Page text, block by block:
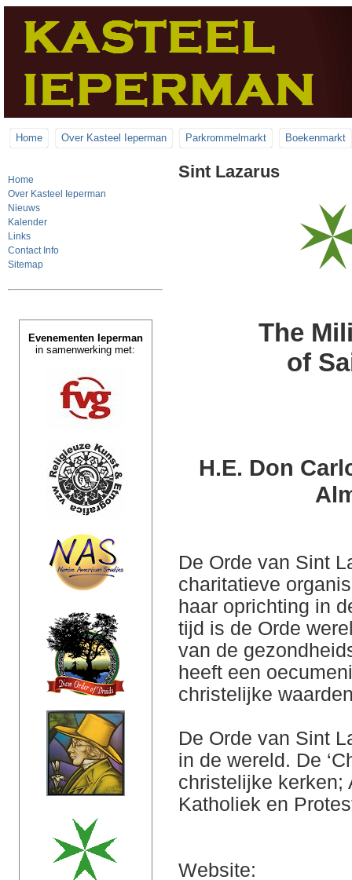
Home Over Kasteel Ieperman Parkrommelmarkt Boekenmarkt
Home
Over Kasteel Ieperman
Nieuws
Kalender
Links
Contact Info
Sitemap
Evenementen Ieperman
in samenwerking met:
Sint Lazarus
The
of
H.E. Don
De Orde van Sint
charitatieve
haar oprichting in
tijd is de Orde
van de
heeft een
christelijke
De Orde van Sint
in de wereld. De
christelijke kerken;
Katholiek en
Website: